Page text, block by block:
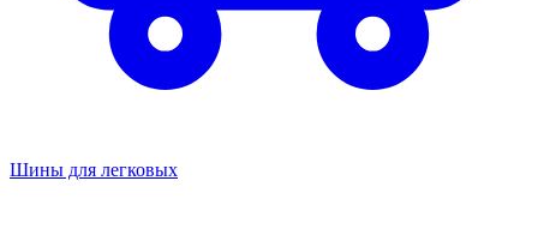
Шины для легковых